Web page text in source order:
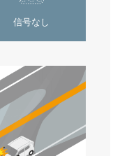
信号なし